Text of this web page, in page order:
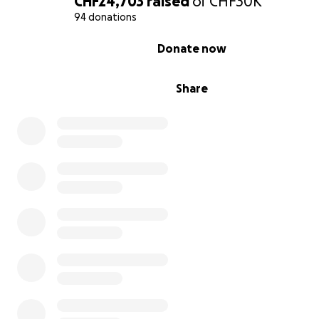
94 donations
Share
Donate now
Asbestsanierung durchführen. Anschliessend wird er zu
Verein überführt.